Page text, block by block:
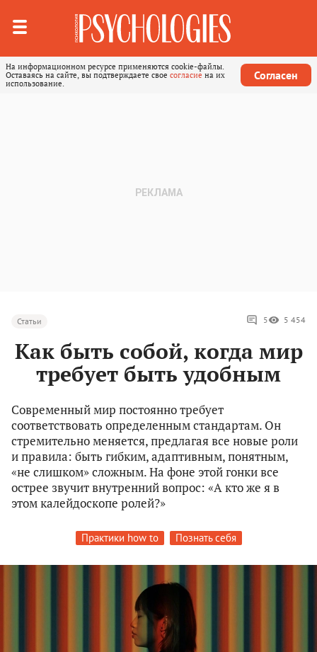
На информационном ресурсе применяются cookie-файлы.
Оставаясь на сайте, вы подтверждаете свое согласие на их
использование.
Согласен
Статьи 5 5 454
Как быть собой, когда мир
требует быть удобным
Современный мир постоянно требует
соответствовать определенным стандартам. Он
стремительно меняется, предлагая все новые роли
и правила: быть гибким, адаптивным, понятным,
«не слишком» сложным. На фоне этой гонки все
острее звучит внутренний вопрос: «А кто же я в
этом калейдоскопе ролей?»
Практики how to Познать себя